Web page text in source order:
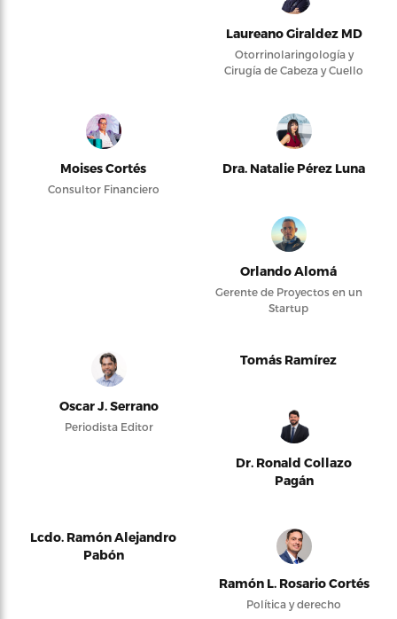
Laureano Giraldez MD
Otorrinolaringología y
Cirugía de Cabeza y Cuello
Moises Cortés
Consultor Financiero
Dra. Natalie Pérez Luna
Orlando Alomá
Gerente de Proyectos en un
Startup
Oscar J. Serrano
Periodista Editor
Tomás Ramírez
Dr. Ronald Collazo
Pagán
Lcdo. Ramón Alejandro
Pabón
Ramón L. Rosario Cortés
Política y derecho